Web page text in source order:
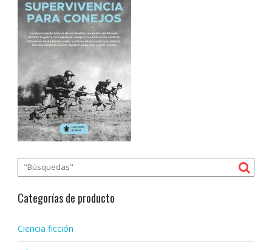
Categorías de producto
Ciencia ficción